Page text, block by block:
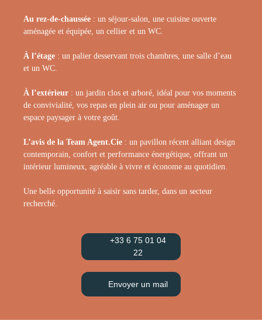
Au rez-de-chaussée : un séjour-salon, une cuisine ouverte
aménagée et équipée, un cellier et un WC.
À l’étage : un palier desservant trois chambres, une salle d’eau
et un WC.
À l’extérieur : un jardin clos et arboré, idéal pour vos moments
de convivialité, vos repas en plein air ou pour aménager un
espace paysager à votre goût.
L’avis de la Team Agent.Cie : un pavillon récent alliant design
contemporain, confort et performance énergétique, offrant un
intérieur lumineux, agréable à vivre et économe au quotidien.
Une belle opportunité à saisir sans tarder, dans un secteur
recherché.
+33 6 75 01 04
22
Envoyer un mail